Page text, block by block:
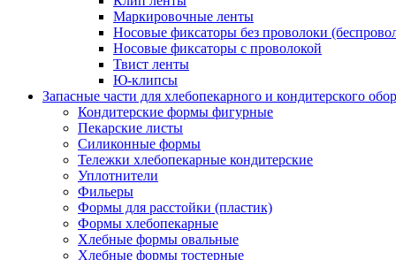
Маркировочные ленты
Носовые фиксаторы без проволоки
Носовые фиксаторы с проволокой
Твист ленты
Ю-клипсы
Запасные части для хлебопекарного и кондитерского
Кондитерские формы фигурные
Пекарские листы
Силиконные формы
Тележки хлебопекарные кондитерские
Уплотнители
Фильеры
Формы для расстойки (пластик)
Формы хлебопекарные
Хлебные формы овальные
Хлебные формы тостерные